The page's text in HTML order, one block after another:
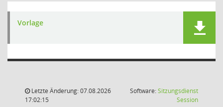
Vorlage
Letzte Änderung: 07.08.2026
17:02:15
Software:Sitzungsdienst
Session(Wird in